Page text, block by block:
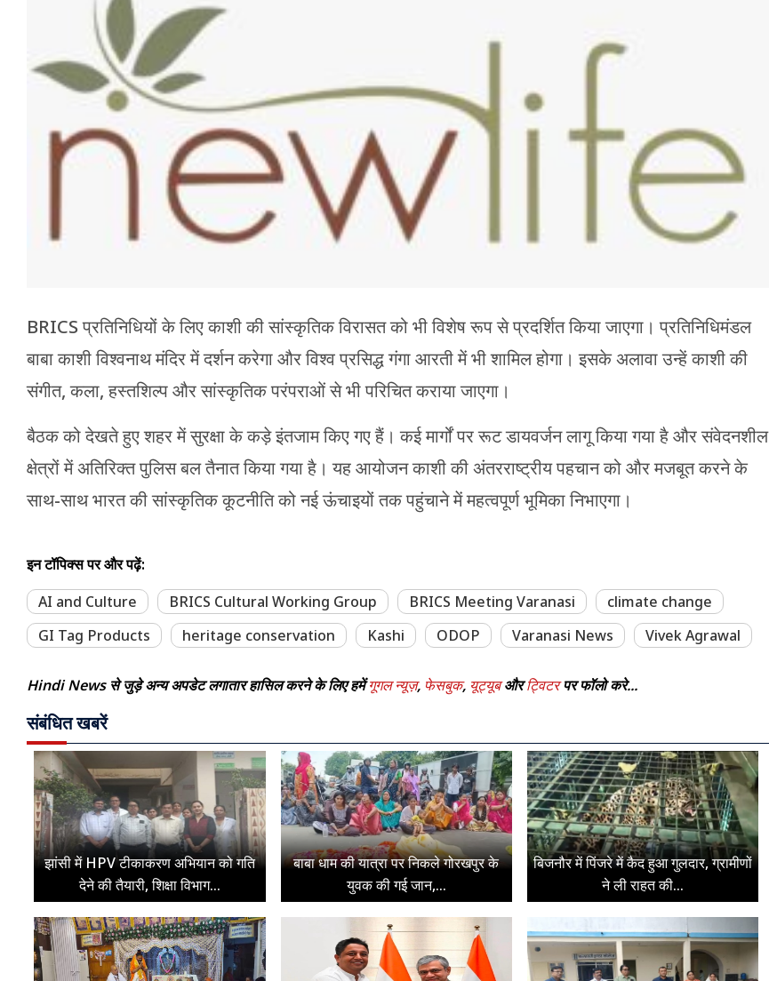
BRICS प्रतिनिधियों के लिए काशी की सांस्कृतिक विरासत को भी विशेष रूप से प्रदर्शित किया जाएगा। प्रतिनिधिमंडल
बाबा काशी विश्वनाथ मंदिर में दर्शन करेगा और विश्व प्रसिद्ध गंगा आरती में भी शामिल होगा। इसके अलावा उन्हें काशी की
संगीत, कला, हस्तशिल्प और सांस्कृतिक परंपराओं से भी परिचित कराया जाएगा।
बैठक को देखते हुए शहर में सुरक्षा के कड़े इंतजाम किए गए हैं। कई मार्गों पर रूट डायवर्जन लागू किया गया है और संवेदनशील
क्षेत्रों में अतिरिक्त पुलिस बल तैनात किया गया है। यह आयोजन काशी की अंतरराष्ट्रीय पहचान को और मजबूत करने के
साथ-साथ भारत की सांस्कृतिक कूटनीति को नई ऊंचाइयों तक पहुंचाने में महत्वपूर्ण भूमिका निभाएगा।
इन टॉपिक्स पर और पढ़ें:
AI and Culture
BRICS Cultural Working Group BRICS Meeting Varanasi
climate change
GI Tag Products
heritage conservation Kashi ODOP Varanasi News Vivek Agrawal
Hindi News से जुड़े अन्य अपडेट लगातार हासिल करने के लिए हमेंगूगल न्यूज़, फेसबुक, यूट्यूबऔरट्विटरपर फॉलो करे...
संबंधित खबरें
झांसी में HPV टीकाकरण अभियान को गति
देने की तैयारी, शिक्षा विभाग...
बाबा धाम की यात्रा पर निकले गोरखपुर के
युवक की गई जान,...
बिजनौर में पिंजरे में कैद हुआ गुलदार, ग्रामीणों
ने ली राहत की...